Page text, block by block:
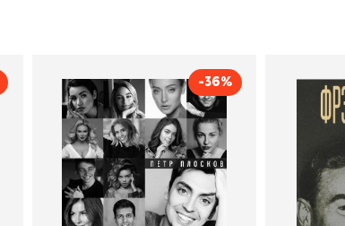
-36%
Сила Instagram. Простой
путь к миллиону
подписчиков
Автор
Петр Плосков
Издательство
Бомбора
Как